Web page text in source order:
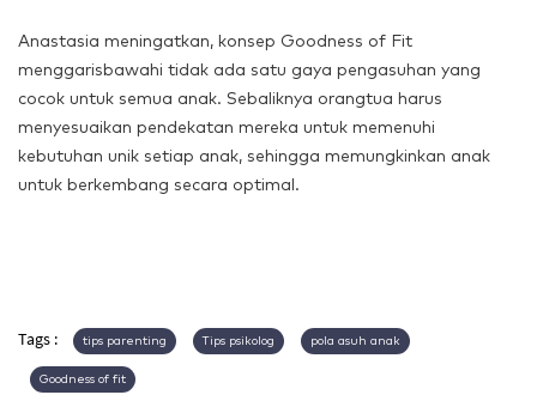
Anastasia meningatkan, konsep Goodness of Fit
menggarisbawahi tidak ada satu gaya pengasuhan yang
cocok untuk semua anak. Sebaliknya orangtua harus
menyesuaikan pendekatan mereka untuk memenuhi
kebutuhan unik setiap anak, sehingga memungkinkan anak
untuk berkembang secara optimal.
Tags : tips parenting Tips psikolog pola asuh anak
Goodness of fit